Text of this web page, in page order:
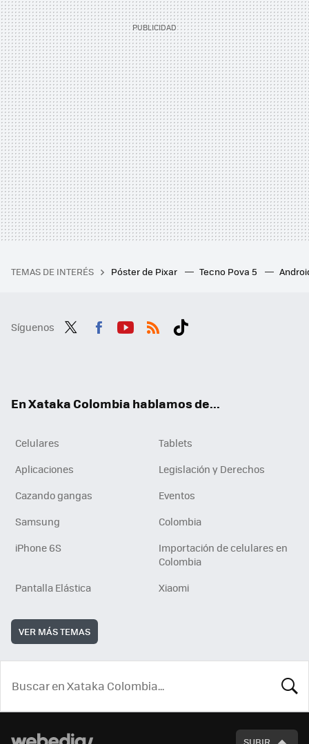
TEMAS DE INTERÉS Póster de Pixar Tecno Pova 5
Síguenos
En Xataka Colombia hablamos de...
Celulares
Tablets
Aplicaciones
Legislación y Derechos
Cazando gangas
Eventos
Samsung
Colombia
iPhone 6S
Importación de celulares en
Colombia
Pantalla Elástica
Xiaomi
VER MÁS TEMAS
SUBIR